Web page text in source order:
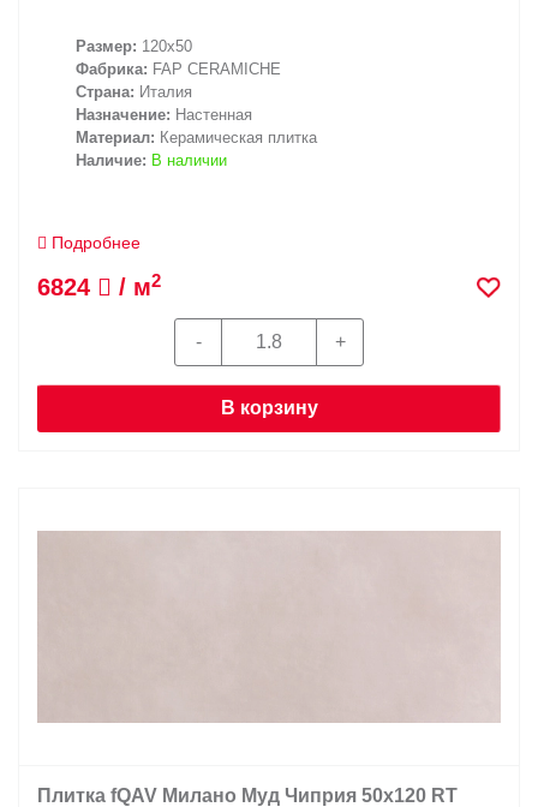
Размер: 120x50
Фабрика: FAP CERAMICHE
Страна: Италия
Назначение: Настенная
Материал: Керамическая плитка
Наличие: В наличии
Подробнее
6824 / м2
В корзину
Плитка fQAV Милано Муд Чиприя 50x120 RT